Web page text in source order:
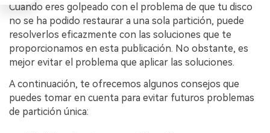
Cuando eres golpeado con el problema de que tu disco
no se ha podido restaurar a una sola partición, puede
resolverlos eficazmente con las soluciones que te
proporcionamos en esta publicación.󠀲󠀡󠀩󠀣󠀡󠀣󠀠󠀦󠀨󠀳󠀰 No obstante, es
mejor evitar el problema que aplicar las soluciones.󠀲󠀡󠀩󠀣󠀡󠀣󠀠󠀦󠀩
A continuación, te ofrecemos algunos consejos que
puedes tomar en cuenta para evitar futuros problemas
de partición única:󠀲󠀡󠀩󠀣󠀡󠀣󠀠󠀧󠀠󠀳